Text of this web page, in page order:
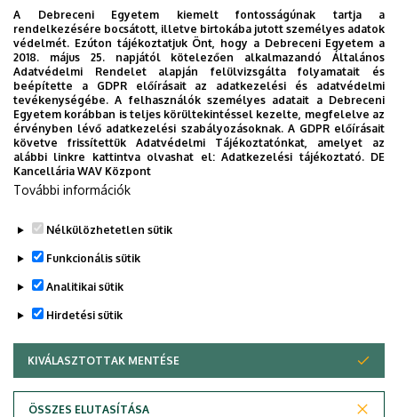
Skrabák Julianna
Szegény Roland
Legutóbbi frissítés: 2023. 10. 09. 11:17
Adatvédelem
A Debreceni Egyetem kiemelt fontosságúnak tartja a
rendelkezésére bocsátott, illetve birtokába jutott személyes adatok
védelmét. Ezúton tájékoztatjuk Önt, hogy a Debreceni Egyetem a
2018. május 25. napjától kötelezően alkalmazandó Általános
Adatvédelmi Rendelet alapján felülvizsgálta folyamatait és
beépítette a GDPR előírásait az adatkezelési és adatvédelmi
tevékenységébe. A felhasználók személyes adatait a Debreceni
Egyetem korábban is teljes körültekintéssel kezelte, megfelelve az
érvényben lévő adatkezelési szabályozásoknak. A GDPR előírásait
követve frissítettük Adatvédelmi Tájékoztatónkat, amelyet az
alábbi linkre kattintva olvashat el:Adatkezelési tájékoztató. DE
Kancellária WAV Központ
További információk
Nélkülözhetetlen sütik
Funkcionális sütik
Analitikai sütik
Hirdetési sütik
KIVÁLASZTOTTAK MENTÉSE
ÖSSZES ELUTASÍTÁSA
WITHDRAW CONSENT